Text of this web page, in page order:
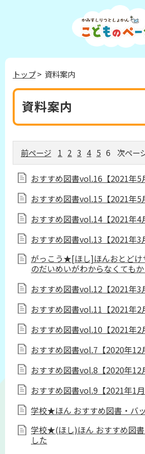
トップ> 資料案内
資料案内
前ページ 1 2 3 4 5 6 次ペー
おすすめ図書vol.16【2021年5
おすすめ図書vol.15【2021年5
おすすめ図書vol.14【2021年4
おすすめ図書vol.13【2021年3
がっこう★[ほし]ほんおとどけ
のだいめいがわからなくても
おすすめ図書vol.12【2021年3
おすすめ図書vol.11【2021年2
おすすめ図書vol.10【2021年2
おすすめ図書vol.7【2020年12
おすすめ図書vol.8【2020年12
おすすめ図書vol.9【2021年1月
学校★ほん おすすめ図書・バ
学校★(ほし)ほん おすすめ図
した